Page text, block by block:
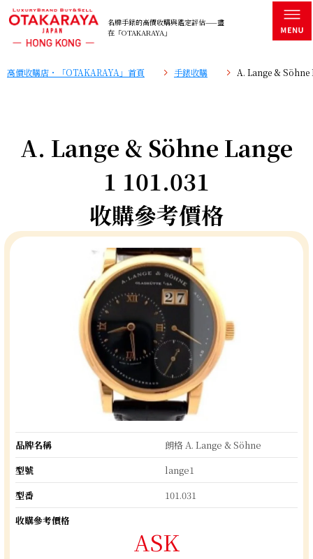
名牌手錶的高價收購與鑑定評估——盡
在「OTAKARAYA」
高價收購店・「OTAKARAYA」首頁 手錶收購 A. Lange & Söhne
A. Lange & Söhne Lange
1 101.031
收購參考價格
品牌名稱
朗格 A. Lange & Söhne
型號
lange1
型番
101.031
收購參考價格
ASK